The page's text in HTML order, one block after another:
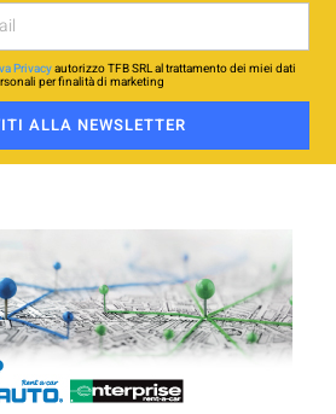
Privacyautorizzo TFB SRL al trattamento dei miei dati
per finalità di marketing
ALLA NEWSLETTER